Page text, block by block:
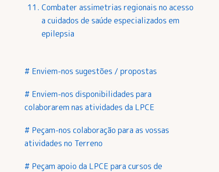
Combater assimetrias regionais no acesso
a cuidados de saúde especializados em
epilepsia
# Enviem-nos sugestões / propostas
# Enviem-nos disponibilidades para
colaborarem nas atividades da LPCE
# Peçam-nos colaboração para as vossas
atividades no Terreno
# Peçam apoio da LPCE para cursos de